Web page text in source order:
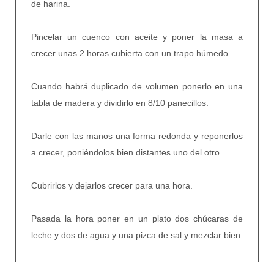
de harina.
Pincelar un cuenco con aceite y poner la masa a
crecer unas 2 horas cubierta con un trapo húmedo.
Cuando habrá duplicado de volumen ponerlo en una
tabla de madera y dividirlo en 8/10 panecillos.
Darle con las manos una forma redonda y reponerlos
a crecer, poniéndolos bien distantes uno del otro.
Cubrirlos y dejarlos crecer para una hora.
Pasada la hora poner en un plato dos chúcaras de
leche y dos de agua y una pizca de sal y mezclar bien.